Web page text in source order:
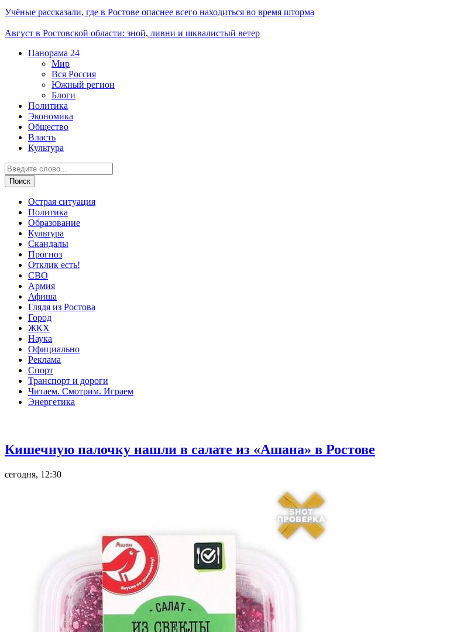
Учёные рассказали, где в Ростове опаснее всего находиться во время шторма
Август в Ростовской области: зной, ливни и шквалистый ветер
Панорама 24
Мир
Вся Россия
Южный регион
Блоги
Политика
Экономика
Общество
Власть
Культура
Острая ситуация
Политика
Образование
Культура
Скандалы
Прогноз
Отклик есть!
СВО
Армия
Афиша
Глядя из Ростова
Город
ЖКХ
Наука
Официально
Реклама
Спорт
Транспорт и дороги
Читаем. Смотрим. Играем
Энергетика
Кишечную палочку нашли в салате из «Ашана» в Ростове
сегодня, 12:30